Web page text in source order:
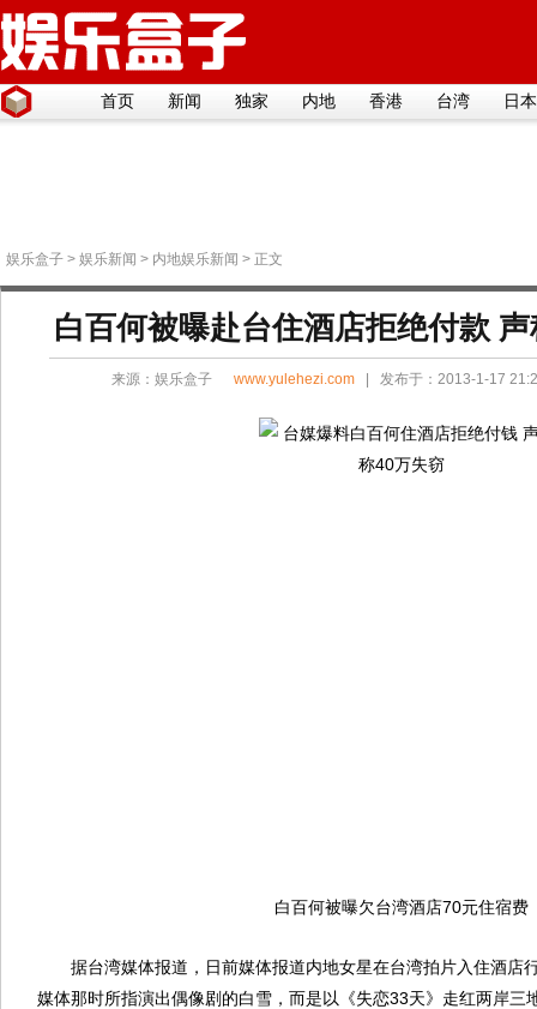
首页 新闻 独家 内地 香港 台湾 日本
娱乐盒子 > 娱乐新闻 > 内地娱乐新闻 > 正文
白百何被曝赴台住酒店拒绝付款
来源： 娱乐盒子 www.yulehezi.com| 发布于：2013-1-17
白百何被曝欠台湾酒店70元住宿费
据台湾媒体报道，日前媒体报道内地女星在台湾拍片入住酒店
媒体那时所指演出偶像剧的白雪，而是以《失恋33天》走红两岸三